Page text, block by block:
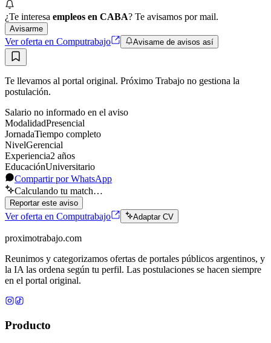
¿Te interesa empleos en CABA? Te avisamos por mail.
Avisarme
Ver oferta en Computrabajo Avisame de avisos así
Te llevamos al portal original. Próximo Trabajo no gestiona la
postulación.
Salario no informado en el aviso
ModalidadPresencial
JornadaTiempo completo
NivelGerencial
Experiencia2 años
EducaciónUniversitario
Compartir por WhatsApp
Calculando tu match…
Reportar este aviso
Ver oferta en Computrabajo Adaptar CV
proximotrabajo.com
Reunimos y categorizamos ofertas de portales públicos argentinos, y
la IA las ordena según tu perfil. Las postulaciones se hacen siempre
en el portal original.
Producto